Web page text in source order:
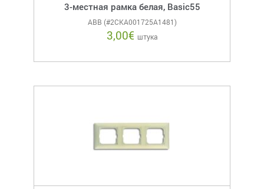
3-местная рамка белая, Basic55
ABB (#2CKA001725A1481)
3,00€ штука